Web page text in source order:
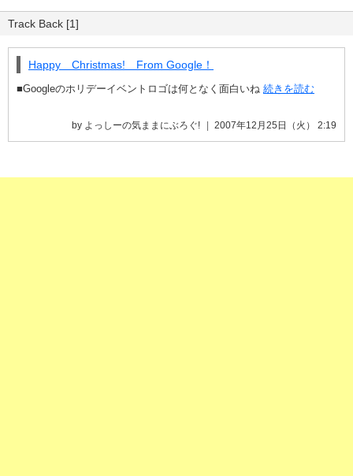
Track Back [1]
Happy Christmas! From Google！
■Googleのホリデーイベントロゴは何となく面白いね 続きを読む
by よっしーの気ままにぶろぐ! 2007年12月25日（火） 2:19